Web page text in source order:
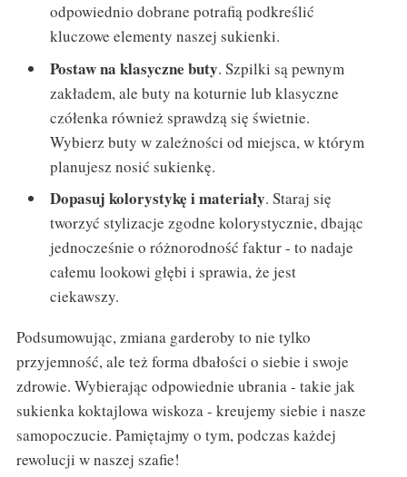
odpowiednio dobrane potrafią podkreślić
kluczowe elementy naszej sukienki.
Postaw na klasyczne buty. Szpilki są pewnym
zakładem, ale buty na koturnie lub klasyczne
czółenka również sprawdzą się świetnie.
Wybierz buty w zależności od miejsca, w którym
planujesz nosić sukienkę.
Dopasuj kolorystykę i materiały. Staraj się
tworzyć stylizacje zgodne kolorystycznie, dbając
jednocześnie o różnorodność faktur - to nadaje
całemu lookowi głębi i sprawia, że jest
ciekawszy.
Podsumowując, zmiana garderoby to nie tylko
przyjemność, ale też forma dbałości o siebie i swoje
zdrowie. Wybierając odpowiednie ubrania - takie jak
sukienka koktajlowa wiskoza - kreujemy siebie i nasze
samopoczucie. Pamiętajmy o tym, podczas każdej
rewolucji w naszej szafie!